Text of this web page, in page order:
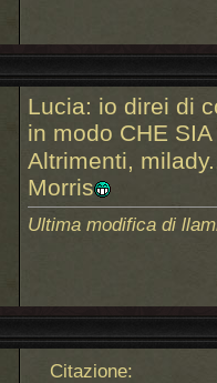
Lucia: io direi di
in modo CHE
Altrimenti,
Morris
Ultima modifica di
Citazione: